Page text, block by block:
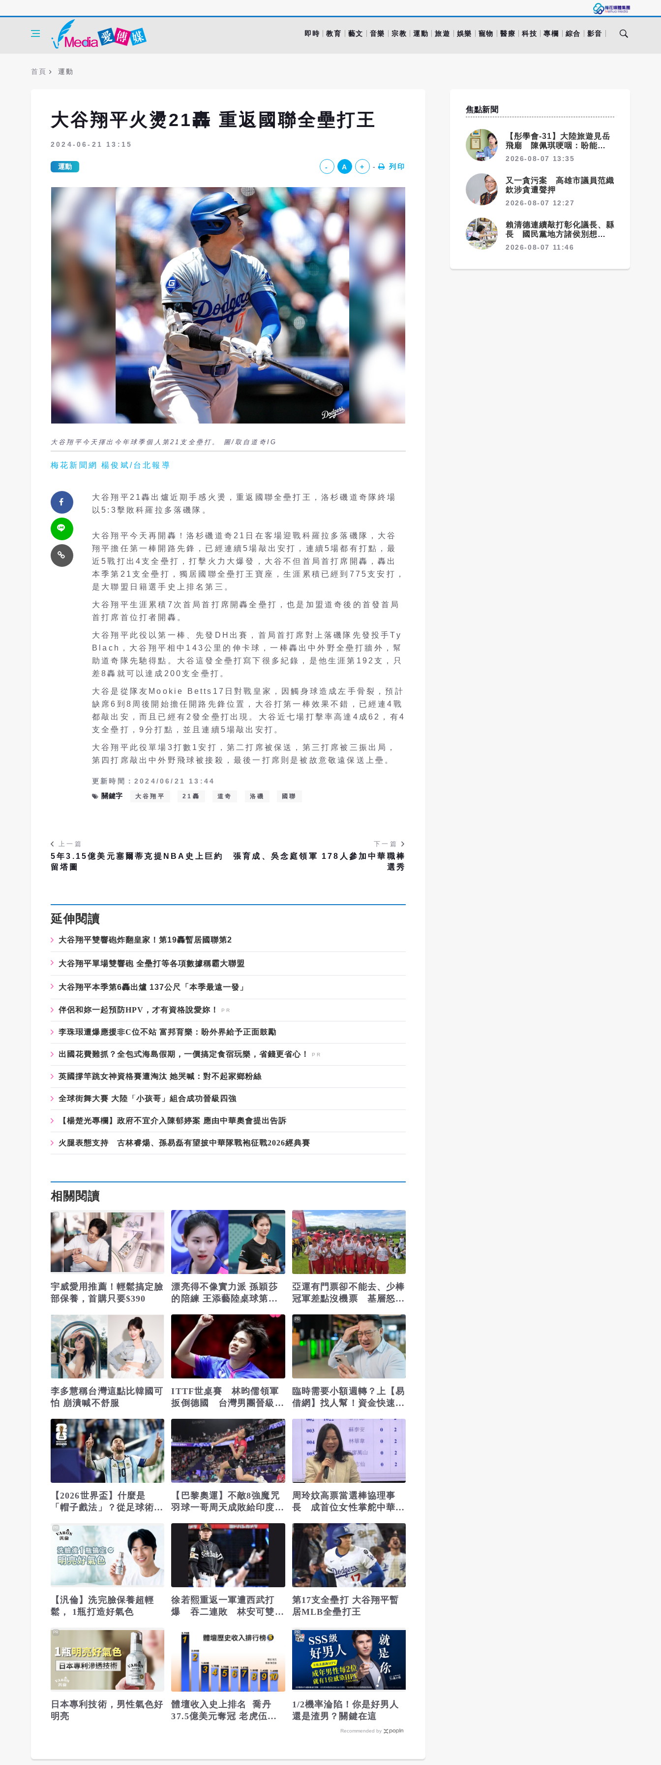
即時 教育 藝文 音樂 宗教 運動 旅遊 娛樂 寵物 醫療 科技 專欄 綜合 影音
首頁 運動
大谷翔平火燙21轟 重返國聯全壘打王
2024-06-21 13:15
運動 - A + 列印
大谷翔平今天揮出今年球季個人第21支全壘打。 圖/取自道奇IG
梅花新聞網 楊俊斌/台北報導
大谷翔平21轟出爐近期手感火燙，重返國聯全壘打王，洛杉磯道奇隊終場
以5:3擊敗科羅拉多落磯隊。
大谷翔平今天再開轟！洛杉磯道奇21日在客場迎戰科羅拉多落磯隊，大谷
翔平擔任第一棒開路先鋒，已經連續5場敲出安打，連續5場都有打點，最
近5戰打出4支全壘打，打擊火力大爆發，大谷不但首局首打席開轟，轟出
本季第21支全壘打，獨居國聯全壘打王寶座，生涯累積已經到775支安打，
是大聯盟日籍選手史上排名第三。
大谷翔平生涯累積7次首局首打席開轟全壘打，也是加盟道奇後的首發首局
首打席首位打者開轟。
大谷翔平此役以第一棒、先發DH出賽，首局首打席對上落磯隊先發投手Ty
Blach，大谷翔平相中143公里的伸卡球，一棒轟出中外野全壘打牆外，幫
助道奇隊先馳得點。大谷這發全壘打寫下很多紀錄，是他生涯第192支，只
差8轟就可以達成200支全壘打。
大谷是從隊友Mookie Betts17日對戰皇家，因觸身球造成左手骨裂，預計
缺席6到8周後開始擔任開路先鋒位置，大谷打第一棒效果不錯，已經連4戰
都敲出安，而且已經有2發全壘打出現。大谷近七場打擊率高達4成62，有4
支全壘打，9分打點，並且連續5場敲出安打。
大谷翔平此役單場3打數1安打，第二打席被保送，第三打席被三振出局，
第四打席敲出中外野飛球被接殺，最後一打席則是被故意敬遠保送上壘。
更新時間：2024/06/21 13:44
關鍵字
大谷翔平 21轟 道奇 洛磯 國聯
上一篇
5年3.15億美元塞爾蒂克提NBA史上巨約
留塔圖
下一篇
張育成、吳念庭領軍 178人參加中華職棒
選秀
延伸閱讀
大谷翔平雙響砲炸翻皇家！第19轟暫居國聯第2
大谷翔平單場雙響砲 全壘打等各項數據稱霸大聯盟
大谷翔平本季第6轟出爐 137公尺「本季最遠一發」
伴侶和妳一起預防HPV，才有資格說愛妳！
李珠珢遭爆應援非C位不站 富邦育樂：盼外界給予正面鼓勵
出國花費難抓？全包式海島假期，一價搞定食宿玩樂，省錢更省心！
英國撐竿跳女神資格賽遭淘汰 她哭喊：對不起家鄉粉絲
全球街舞大賽 大陸「小孩哥」組合成功晉級四強
【楊楚光專欄】政府不宜介入陳郁婷案 應由中華奧會提出告訴
火腿表態支持 古林睿煬、孫易磊有望披中華隊戰袍征戰2026經典賽
相關閱讀
宇威愛用推薦！輕鬆搞定臉
部保養，首購只要$390
PR
漂亮得不像實力派 孫穎莎
的陪練 王添藝陸桌球第一
亞運有門票卻不能去、少棒
冠軍差點沒機票 基層怒批
李多慧稱台灣這點比韓國可
怕 崩潰喊不舒服
ITTF世桌賽 林昀儒領軍
扳倒德國 台灣男團晉級32
臨時需要小額週轉？上【易
借網】找人幫！資金快速到
PR
【2026世界盃】什麼是
「帽子戲法」？從足球術語
【巴黎奧運】不敵8強魔咒
羽球一哥周天成敗給印度選
周玲妏高票當選棒協理事
長 成首位女性掌舵中華棒
【汎倫】洗完臉保養超輕
鬆， 1瓶打造好氣色
PR
徐若熙重返一軍遭西武打
爆 吞二連敗 林安可雙安
第17支全壘打 大谷翔平暫
居MLB全壘打王
日本專利技術，男性氣色好
明亮
PR
體壇收入史上排名 喬丹
37.5億美元奪冠 老虎伍茲
1/2機率淪陷！你是好男人
還是渣男？關鍵在這
PR
Recommended by
焦點新聞
【彤學會-31】大陸旅遊見岳
飛廟 陳佩琪哽咽：盼能為柯
文哲京華城案平反
2026-08-07 13:35
又一貪污案 高雄市議員范織
欽涉貪遭聲押
2026-08-07 12:27
賴清德連續敲打彰化議長、縣
長 國民黨地方諸侯別想獨善
其身
2026-08-07 11:46